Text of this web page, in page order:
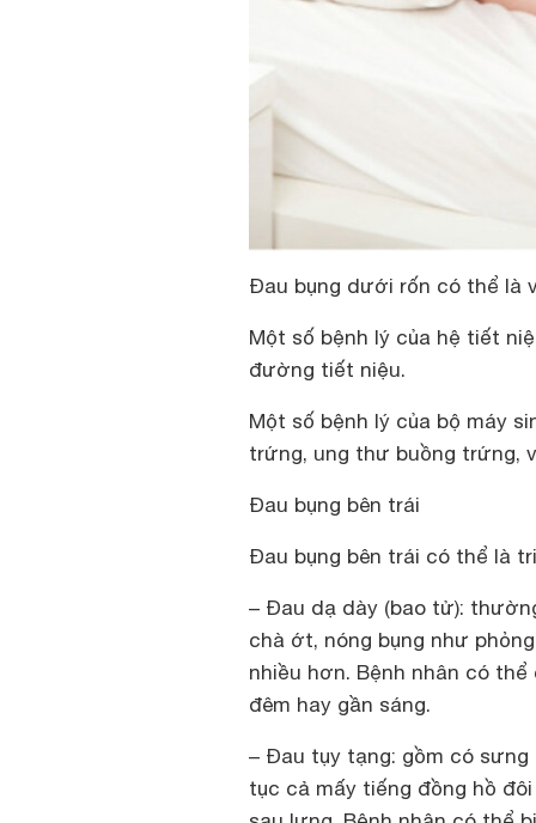
Đau bụng dưới rốn có thể là
Một số bệnh lý của hệ tiết
đường tiết niệu.
Một số bệnh lý của bộ máy
trứng, ung thư buồng trứng,
Đau bụng bên trái
Đau bụng bên trái có thể là
– Ðau dạ dày (bao tử):
chà ớt, nóng bụng như
nhiều hơn. Bệnh nhân có
đêm hay gần sáng.
– Ðau tụy tạng: gồm có
tục cả mấy tiếng đồng hồ